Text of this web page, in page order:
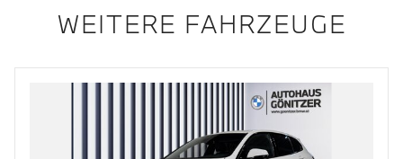
WEITERE FAHRZEUGE